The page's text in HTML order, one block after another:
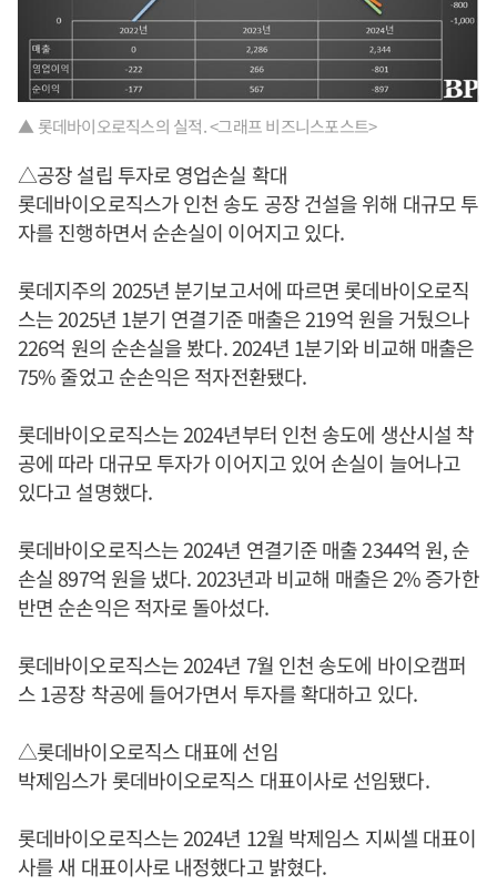
▲ 롯데바이오로직스의 실적. <그래프 비즈니스포스트>
△공장 설립 투자로 영업손실 확대
롯데바이오로직스가 인천 송도 공장 건설을 위해 대규모 투
자를 진행하면서 순손실이 이어지고 있다.
롯데지주의 2025년 분기보고서에 따르면 롯데바이오로직
스는 2025년 1분기 연결기준 매출은 219억 원을 거뒀으나
226억 원의 순손실을 봤다. 2024년 1분기와 비교해 매출은
75% 줄었고 순손익은 적자전환됐다.
롯데바이오로직스는 2024년부터 인천 송도에 생산시설 착
공에 따라 대규모 투자가 이어지고 있어 손실이 늘어나고
있다고 설명했다.
롯데바이오로직스는 2024년 연결기준 매출 2344억 원, 순
손실 897억 원을 냈다. 2023년과 비교해 매출은 2% 증가한
반면 순손익은 적자로 돌아섰다.
롯데바이오로직스는 2024년 7월 인천 송도에 바이오캠퍼
스 1공장 착공에 들어가면서 투자를 확대하고 있다.
△롯데바이오로직스 대표에 선임
박제임스가 롯데바이오로직스 대표이사로 선임됐다.
롯데바이오로직스는 2024년 12월 박제임스 지씨셀 대표이
사를 새 대표이사로 내정했다고 밝혔다.